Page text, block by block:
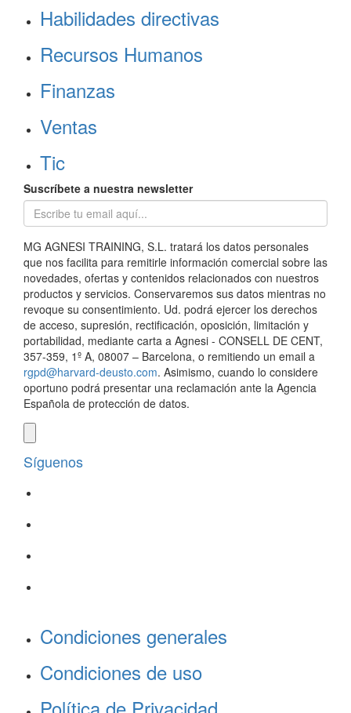
Habilidades directivas
Recursos Humanos
Finanzas
Ventas
Tic
Suscríbete a nuestra newsletter
MG AGNESI TRAINING, S.L. tratará los datos personales
que nos facilita para remitirle información comercial sobre las
novedades, ofertas y contenidos relacionados con nuestros
productos y servicios. Conservaremos sus datos mientras no
revoque su consentimiento. Ud. podrá ejercer los derechos
de acceso, supresión, rectificación, oposición, limitación y
portabilidad, mediante carta a Agnesi - CONSELL DE CENT,
357-359, 1º A, 08007 – Barcelona, o remitiendo un email a
rgpd@harvard-deusto.com. Asimismo, cuando lo considere
oportuno podrá presentar una reclamación ante la Agencia
Española de protección de datos.
Síguenos
Condiciones generales
Condiciones de uso